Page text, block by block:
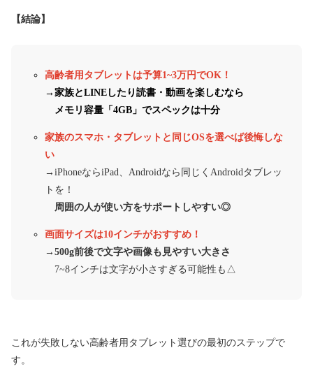
【結論】
高齢者用タブレットは予算1~3万円でOK！
→ 家族とLINEしたり読書・動画を楽しむなら
メモリ容量「4GB」でスペックは十分
家族のスマホ・タブレットと同じOSを選べば後悔しな
い
→iPhoneならiPad、Androidなら同じくAndroidタブレッ
トを！
周囲の人が使い方をサポートしやすい◎
画面サイズは10インチがおすすめ！
→ 500g前後で文字や画像も見やすい大きさ
7~8インチは文字が小さすぎる可能性も△
これが失敗しない高齢者用タブレット選びの最初のステップで
す。